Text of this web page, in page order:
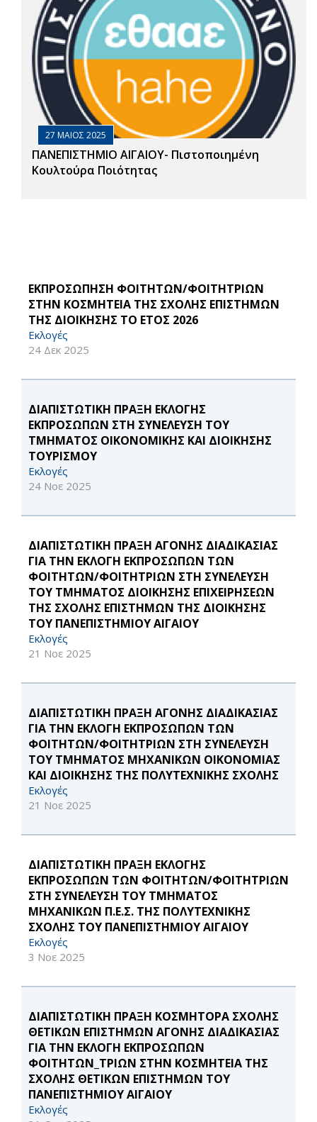
27 ΜΑΙΟΣ 2025
ΠΑΝΕΠΙΣΤΗΜΙΟ ΑΙΓΑΙΟΥ- Πιστοποιημένη
Κουλτούρα Ποιότητας
ΕΚΠΡΟΣΩΠΗΣΗ ΦΟΙΤΗΤΩΝ/ΦΟΙΤΗΤΡΙΩΝ
ΣΤΗΝ ΚΟΣΜΗΤΕΙΑ ΤΗΣ ΣΧΟΛΗΣ ΕΠΙΣΤΗΜΩΝ
ΤΗΣ ΔΙΟΙΚΗΣΗΣ ΤΟ ΕΤΟΣ 2026
Εκλογές
24 Δεκ 2025
ΔΙΑΠΙΣΤΩΤΙΚΗ ΠΡΑΞΗ ΕΚΛΟΓΗΣ
ΕΚΠΡΟΣΩΠΩΝ ΣΤΗ ΣΥΝΕΛΕΥΣΗ ΤΟΥ
ΤΜΗΜΑΤΟΣ ΟΙΚΟΝΟΜΙΚΗΣ ΚΑΙ ΔΙΟΙΚΗΣΗΣ
ΤΟΥΡΙΣΜΟΥ
Εκλογές
24 Νοε 2025
ΔΙΑΠΙΣΤΩΤΙΚΗ ΠΡΑΞΗ ΑΓΟΝΗΣ ΔΙΑΔΙΚΑΣΙΑΣ
ΓΙΑ ΤΗΝ ΕΚΛΟΓΗ ΕΚΠΡΟΣΩΠΩΝ ΤΩΝ
ΦΟΙΤΗΤΩΝ/ΦΟΙΤΗΤΡΙΩΝ ΣΤΗ ΣΥΝΕΛΕΥΣΗ
ΤΟΥ ΤΜΗΜΑΤΟΣ ΔΙΟΙΚΗΣΗΣ ΕΠΙΧΕΙΡΗΣΕΩΝ
ΤΗΣ ΣΧΟΛΗΣ ΕΠΙΣΤΗΜΩΝ ΤΗΣ ΔΙΟΙΚΗΣΗΣ
ΤΟΥ ΠΑΝΕΠΙΣΤΗΜΙΟΥ ΑΙΓΑΙΟΥ
Εκλογές
21 Νοε 2025
ΔΙΑΠΙΣΤΩΤΙΚΗ ΠΡΑΞΗ ΑΓΟΝΗΣ ΔΙΑΔΙΚΑΣΙΑΣ
ΓΙΑ ΤΗΝ ΕΚΛΟΓΗ ΕΚΠΡΟΣΩΠΩΝ ΤΩΝ
ΦΟΙΤΗΤΩΝ/ΦΟΙΤΗΤΡΙΩΝ ΣΤΗ ΣΥΝΕΛΕΥΣΗ
ΤΟΥ ΤΜΗΜΑΤΟΣ ΜΗΧΑΝΙΚΩΝ ΟΙΚΟΝΟΜΙΑΣ
ΚΑΙ ΔΙΟΙΚΗΣΗΣ ΤΗΣ ΠΟΛΥΤΕΧΝΙΚΗΣ ΣΧΟΛΗΣ
Εκλογές
21 Νοε 2025
ΔΙΑΠΙΣΤΩΤΙΚΗ ΠΡΑΞΗ ΕΚΛΟΓΗΣ
ΕΚΠΡΟΣΩΠΩΝ ΤΩΝ ΦΟΙΤΗΤΩΝ/ΦΟΙΤΗΤΡΙΩΝ
ΣΤΗ ΣΥΝΕΛΕΥΣΗ ΤΟΥ ΤΜΗΜΑΤΟΣ
ΜΗΧΑΝΙΚΩΝ Π.Ε.Σ. ΤΗΣ ΠΟΛΥΤΕΧΝΙΚΗΣ
ΣΧΟΛΗΣ ΤΟΥ ΠΑΝΕΠΙΣΤΗΜΙΟΥ ΑΙΓΑΙΟΥ
Εκλογές
3 Νοε 2025
ΔΙΑΠΙΣΤΩΤΙΚΗ ΠΡΑΞΗ ΚΟΣΜΗΤΟΡΑ ΣΧΟΛΗΣ
ΘΕΤΙΚΩΝ ΕΠΙΣΤΗΜΩΝ ΑΓΟΝΗΣ ΔΙΑΔΙΚΑΣΙΑΣ
ΓΙΑ ΤΗΝ ΕΚΛΟΓΗ ΕΚΠΡΟΣΩΠΩΝ
ΦΟΙΤΗΤΩΝ_ΤΡΙΩΝ ΣΤΗΝ ΚΟΣΜΗΤΕΙΑ ΤΗΣ
ΣΧΟΛΗΣ ΘΕΤΙΚΩΝ ΕΠΙΣΤΗΜΩΝ ΤΟΥ
ΠΑΝΕΠΙΣΤΗΜΙΟΥ ΑΙΓΑΙΟΥ
Εκλογές